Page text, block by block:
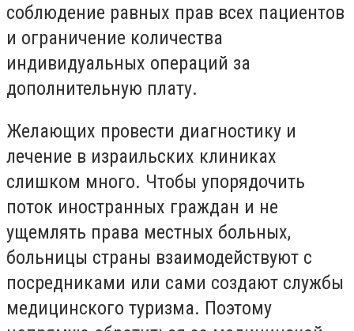
соблюдение равных прав всех пациентов
и ограничение количества
индивидуальных операций за
дополнительную плату.
Желающих провести диагностику и
лечение в израильских клиниках
слишком много. Чтобы упорядочить
поток иностранных граждан и не
ущемлять права местных больных,
больницы страны взаимодействуют с
посредниками или сами создают службы
медицинского туризма. Поэтому